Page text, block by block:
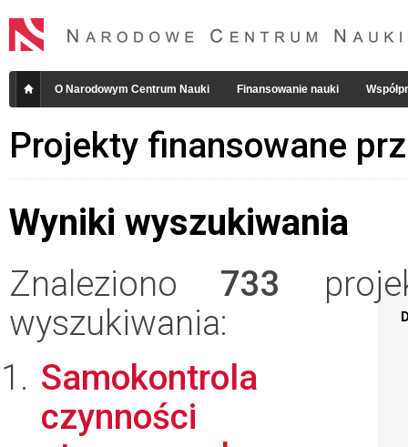
O Narodowym Centrum Nauki Finansowanie nauki
Projekty finansowane
Wyniki wyszukiwania
Znaleziono 733
wyszukiwania:
Samokontrola
czynności